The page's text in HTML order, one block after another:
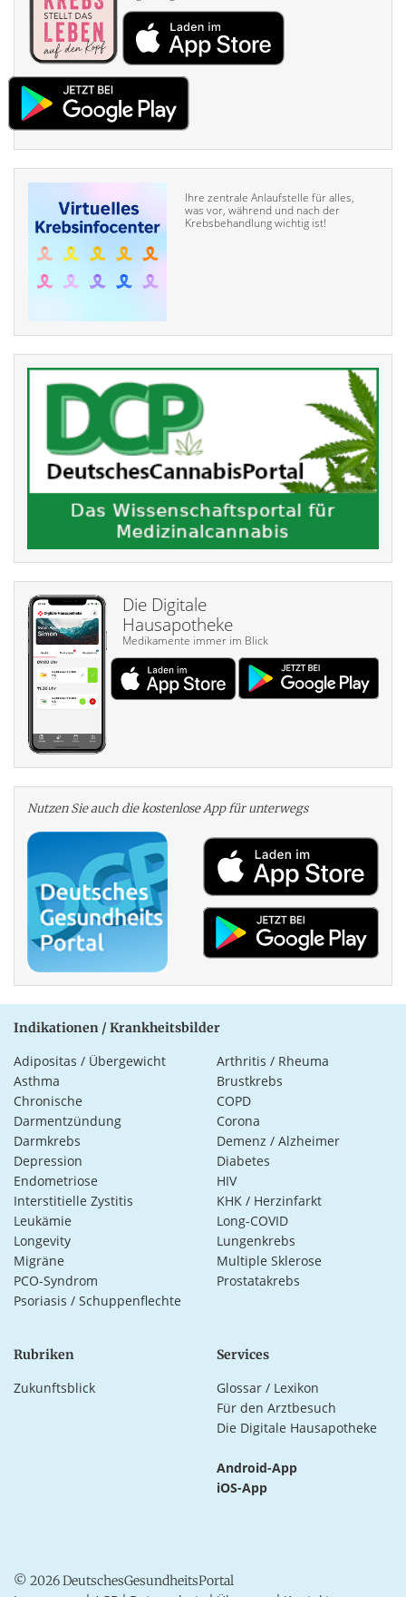
Ihre zentrale Anlaufstelle für alles,
was vor, während und nach der
Krebsbehandlung wichtig ist!
Die Digitale
Hausapotheke
Medikamente immer im Blick
Nutzen Sie auch die kosten­lose App für unterwegs
Indikationen / Krankheitsbilder
Adipositas / Übergewicht
Arthritis / Rheuma
Asthma
Brustkrebs
Chronische
Darmentzündung
COPD
Corona
Darmkrebs
Demenz / Alzheimer
Depression
Diabetes
Endometriose
HIV
Interstitielle Zystitis
KHK / Herzinfarkt
Leukämie
Long-COVID
Longevity
Lungenkrebs
Migräne
Multiple Sklerose
PCO-Syndrom
Prostatakrebs
Psoriasis / Schuppenflechte
Rubriken
Zukunftsblick
Services
Glossar / Lexikon
Für den Arztbesuch
Die Digitale Hausapotheke
Android-App
iOS-App
© 2026 DeutschesGesundheitsPortal